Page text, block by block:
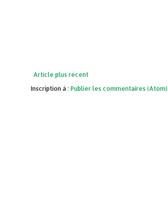
Article plus récent
Inscription à : Publier les commentaires (Atom)